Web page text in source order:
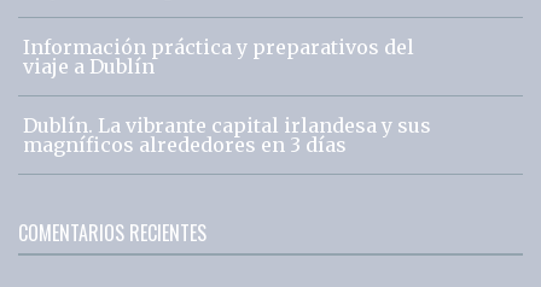
Información práctica y preparativos del
viaje a Dublín
Dublín. La vibrante capital irlandesa y sus
magníficos alrededores en 3 días
COMENTARIOS RECIENTES